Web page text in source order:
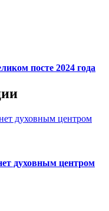
посте 2024 года
духовным центром